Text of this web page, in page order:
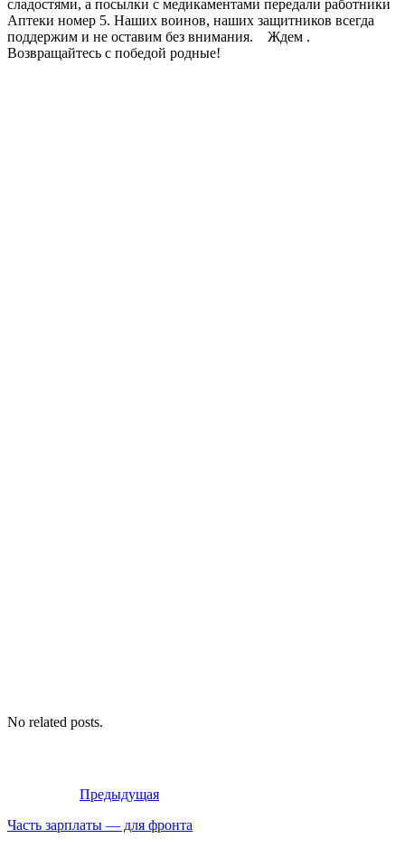
сладостями, а посылки с медикаментами передали работники
Аптеки номер 5. Наших воинов, наших защитников всегда
поддержим и не оставим без внимания. Ждем .
Возвращайтесь с победой родные!
No related posts.
Предыдущая
Часть зарплаты — для фронта